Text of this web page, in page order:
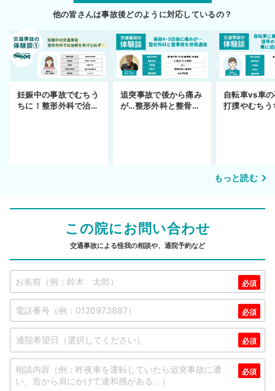
他の皆さんは事故後どのように対応しているの？
妊娠中の事故でむちう
ちに！整形外科で治療
追突事故で後から痛み
が…整形外科と整骨院
自転車vs車
打撲やむちう
もっと読む
この院にお問い合わせ
交通事故による怪我の相談や、通院予約など